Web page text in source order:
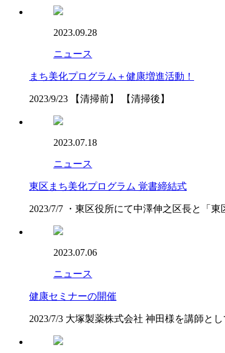
2023.09.28
ニュース
まち美化プログラム＋健康増進活動！
2023/9/23 【清掃前】 【清掃後】
2023.07.18
ニュース
東区まち美化プログラム 覚書締結式
2023/7/7 ・東区役所にて中澤伸之区長と「
2023.07.06
ニュース
健康セミナーの開催
2023/7/3 大塚製薬株式会社 神田様を講師と